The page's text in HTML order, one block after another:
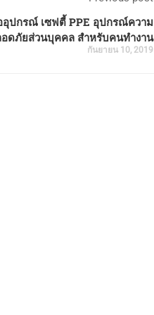
ปกรณ์ เซฟตี้ PPE อุปกรณ์ความ
ดภัยส่วนบุคคล สำหรับคนทำงาน
กันยายน 10, 2019